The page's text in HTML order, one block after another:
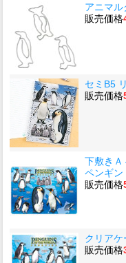
アニマル
販売価格
セミB5
販売価格
下敷きＡ
ペンギン
販売価格
クリア
販売価格